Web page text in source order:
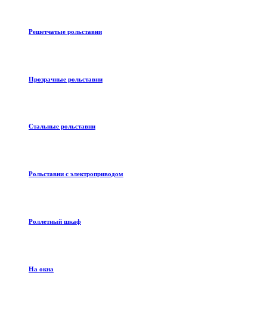
Решетчатые рольставни
Прозрачные рольставни
Стальные рольставни
Рольставни с электроприводом
Роллетный шкаф
На окна